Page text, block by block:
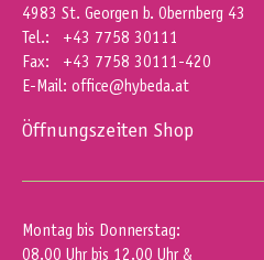
4983 St. Georgen b. Obernberg 43
Tel.: +43 7758 30111
Fax: +43 7758 30111-420
E-Mail: office@hybeda.at
Öffnungszeiten Shop
Montag bis Donnerstag:
08.00 Uhr bis 12.00 Uhr &